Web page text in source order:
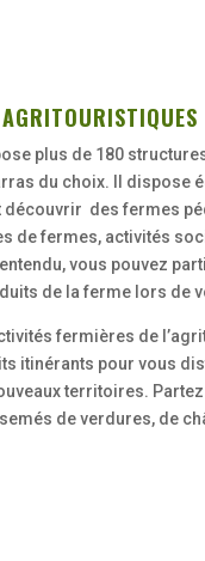
plus de 180
du choix. Il
découvrir des fermes
de fermes, activités
vous pouvez
de la ferme lors de
fermières de
itinérants pour vous
territoires. Partez
de verdures, de